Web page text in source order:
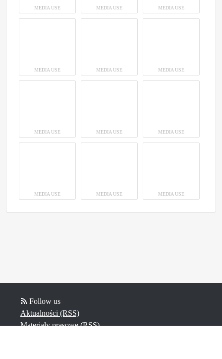
MEDIA USE MEDIA USE MEDIA USE
MEDIA USE MEDIA USE MEDIA USE
MEDIA USE MEDIA USE MEDIA USE
MEDIA USE MEDIA USE MEDIA USE
Follow us
Aktualności (RSS)
Materiały prasowe (RSS)